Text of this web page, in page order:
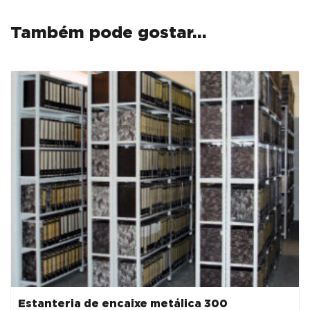
-
BRANCO/CINZA
PRETO
Também pode gostar…
Estanteria de encaixe metálica 300